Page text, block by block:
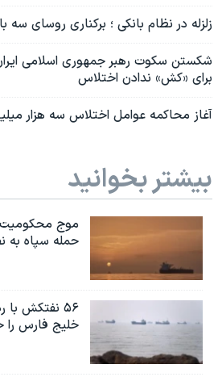
زلزله در نظام بانکی ؛ برکناری روسای سه
شکستن سکوت رهبر جمهوری اسلامی
برای «کش» ندادن اختلاس
آغاز محاکمه عوامل اختلاس سه هزار
بیشتر بخوانید
موج
حمله سپاه به
۵۶ نفتکش
خلیج فارس